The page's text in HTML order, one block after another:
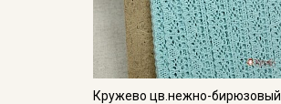
Кружево цв.нежно-бирюзовый